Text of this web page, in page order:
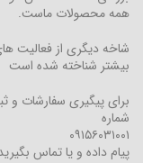
همه محصولات ماست.
شاخه دیگری از فعالیت
بیشتر شناخته شده است
برای پیگیری سفارشات و
شماره
۰۹۱۵۶۰۳۱۰۰۱
پیام داده و یا تماس